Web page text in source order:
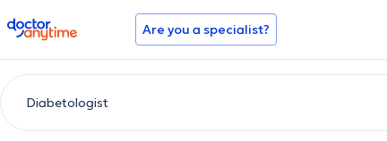
doctoranytime Are you a specialist?